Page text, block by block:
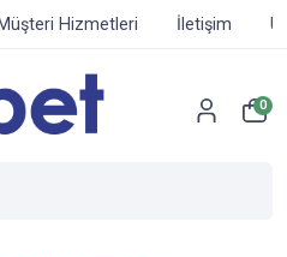
Müşteri Hizmetleri İletişim
0